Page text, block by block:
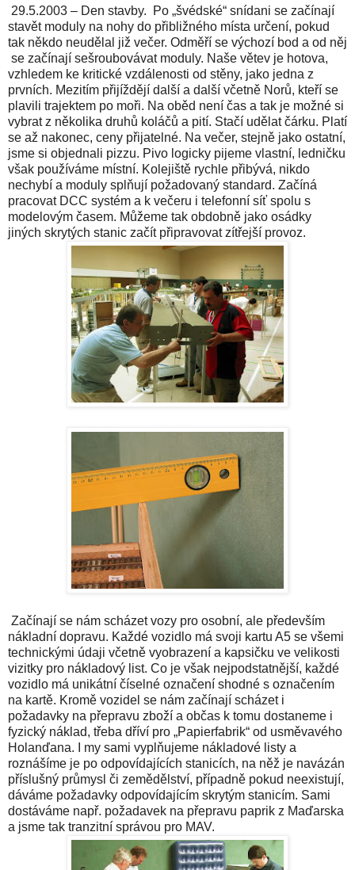
29.5.2003 – Den stavby. Po „švédské“ snídani se začínají
stavět moduly na nohy do přibližného místa určení, pokud
tak někdo neudělal již večer. Odměří se výchozí bod a od něj
se začínají sešroubovávat moduly. Naše větev je hotova,
vzhledem ke kritické vzdálenosti od stěny, jako jedna z
prvních. Mezitím přijíždějí další a další včetně Norů, kteří se
plavili trajektem po moři. Na oběd není čas a tak je možné si
vybrat z několika druhů koláčů a pití. Stačí udělat čárku. Platí
se až nakonec, ceny přijatelné. Na večer, stejně jako ostatní,
jsme si objednali pizzu. Pivo logicky pijeme vlastní, ledničku
však používáme místní. Kolejiště rychle přibývá, nikdo
nechybí a moduly splňují požadovaný standard. Začíná
pracovat DCC systém a k večeru i telefonní síť spolu s
modelovým časem. Můžeme tak obdobně jako osádky
jiných skrytých stanic začít připravovat zítřejší provoz.
Začínají se nám scházet vozy pro osobní, ale především
nákladní dopravu. Každé vozidlo má svoji kartu A5 se všemi
technickými údaji včetně vyobrazení a kapsičku ve velikosti
vizitky pro nákladový list. Co je však nejpodstatnější, každé
vozidlo má unikátní číselné označení shodné s označením
na kartě. Kromě vozidel se nám začínají scházet i
požadavky na přepravu zboží a občas k tomu dostaneme i
fyzický náklad, třeba dříví pro „Papierfabrik“ od usměvavého
Holanďana. I my sami vyplňujeme nákladové listy a
roznášíme je po odpovídajících stanicích, na něž je navázán
příslušný průmysl či zemědělství, případně pokud neexistují,
dáváme požadavky odpovídajícím skrytým stanicím. Sami
dostáváme např. požadavek na přepravu paprik z Maďarska
a jsme tak tranzitní správou pro MAV.